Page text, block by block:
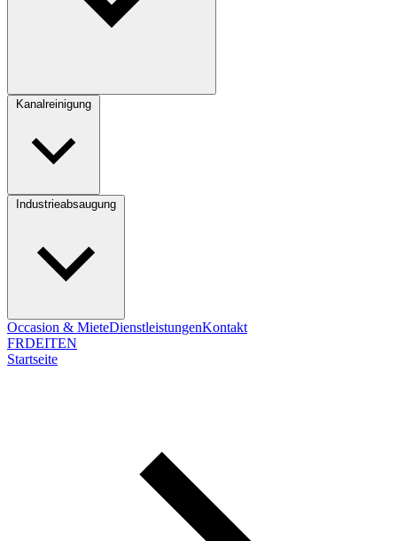
Occasion & MieteDienstleistungenKontakt
FRDEITEN
Startseite